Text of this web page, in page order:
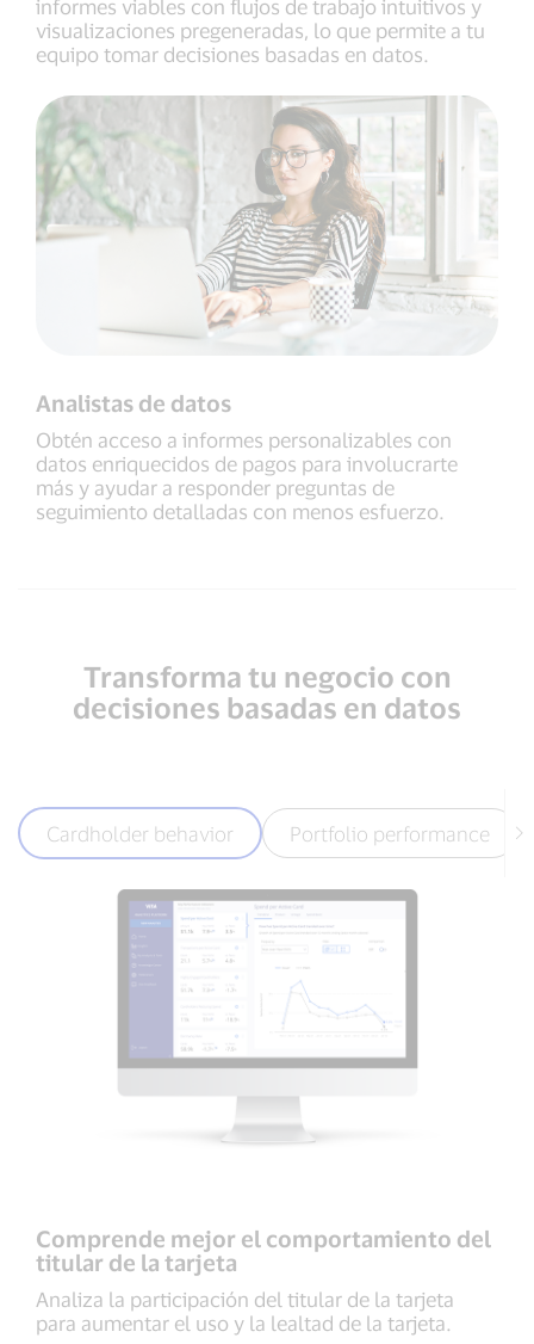
informes viables con flujos de trabajo intuitivos y
visualizaciones pregeneradas, lo que permite a tu
equipo tomar decisiones basadas en datos.
Analistas de datos
Obtén acceso a informes personalizables con
datos enriquecidos de pagos para involucrarte
más y ayudar a responder preguntas de
seguimiento detalladas con menos esfuerzo.
Transforma tu negocio con
decisiones basadas en datos
Cardholder behavior Portfolio performance
Comprende mejor el comportamiento del
titular de la tarjeta
Analiza la participación del titular de la tarjeta
para aumentar el uso y la lealtad de la tarjeta.